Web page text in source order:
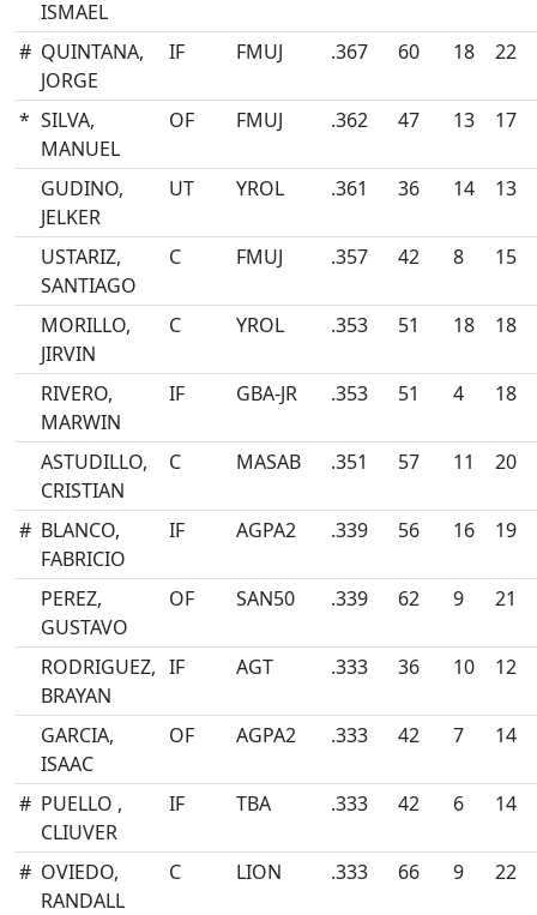
ISMAEL
# QUINTANA,
JORGE
IF FMUJ .367 60 18 22
* SILVA,
MANUEL
OF FMUJ .362 47 13 17
GUDINO,
JELKER
UT YROL .361 36 14 13
USTARIZ,
SANTIAGO
C FMUJ .357 42 8 15
MORILLO,
JIRVIN
C YROL .353 51 18 18
RIVERO,
MARWIN
IF GBA-JR .353 51 4 18
ASTUDILLO,
CRISTIAN
C MASAB .351 57 11 20
# BLANCO,
FABRICIO
IF AGPA2 .339 56 16 19
PEREZ,
GUSTAVO
OF SAN50 .339 62 9 21
RODRIGUEZ,
BRAYAN
IF AGT .333 36 10 12
GARCIA,
ISAAC
OF AGPA2 .333 42 7 14
# PUELLO ,
CLIUVER
IF TBA .333 42 6 14
# OVIEDO,
RANDALL
C LION .333 66 9 22